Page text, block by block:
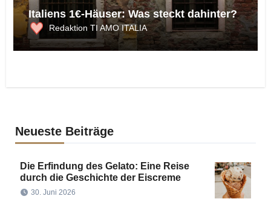
Italiens 1€-Häuser: Was steckt dahinter?
Redaktion TI AMO ITALIA
Neueste Beiträge
Die Erfindung des Gelato: Eine Reise
durch die Geschichte der Eiscreme
30. Juni 2026